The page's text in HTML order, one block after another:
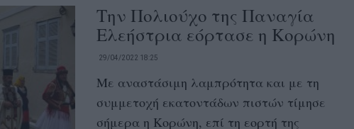
Την Πολιούχο της Παναγία
Ελεήστρια εόρτασε η Κορώνη
29/04/2022 18:25
Με αναστάσιμη λαμπρότητα και με τη
συμμετοχή εκατον­τάδων πιστών τίμησε
σήμερα η Κορώνη, επί τη εορτή της